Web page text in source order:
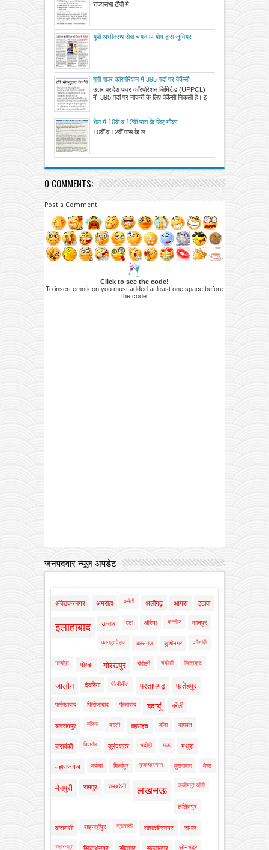
राज्यसभा टीवी मे
यूपी अधीनस्थ सेवा चयन आयोग द्वारा जूनियर
यूपी पावर कॉरपोरेशन में 395 पदों पर वैकेंसी
उत्तर प्रदेश पावर कॉरपोरेशन लिमिटेड (UPPCL)
में 395 पदों पर नौकरी के लिए वैकेंसी निकली है। इ
भेल में 10वीं व 12वीं पास के लिए मौका
10वीं व 12वीं पास के ल
0 COMMENTS:
Post a Comment
Click to see the code!
To insert emoticon you must added at least one space before
the code.
जनपदवार न्यूज़ अपडेट
अंबेडकरनगर अमरोहा अमेठी अलीगढ़ आगरा इटावा
इलाहाबाद उन्नाव एटा औरैया कन्नौज कानपुर
कानपुर देहात कासगंज कुशीनगर कौशांबी
गाजीपुर गोण्डा गोरखपुर चंदौली चंदौसी चित्रकूट
जालौन देवरिया पीलीभीत प्रतापगढ़ फतेहपुर
फर्रुखाबाद फिरोजाबाद फैजाबाद बदायूं बरेली
बलरामपुर बलिया बस्ती बहराइच बाँदा बागपत
बाराबंकी बिजनौर बुलंदशहर भदोही मऊ मथुरा
महाराजगंज महोबा मिर्जापुर मुजफ्फरनगर मुरादाबाद मेरठ
मैनपुरी रामपुर रायबरेली लखनऊ लखीमपुर खीरी
ललितपुर
वाराणसी शाहजहाँपुर श्रावस्ती संतकबीरनगर संभल
सहारनपुर सिद्धार्थनगर सीतापुर सुल्तानपुर सोनभद्र